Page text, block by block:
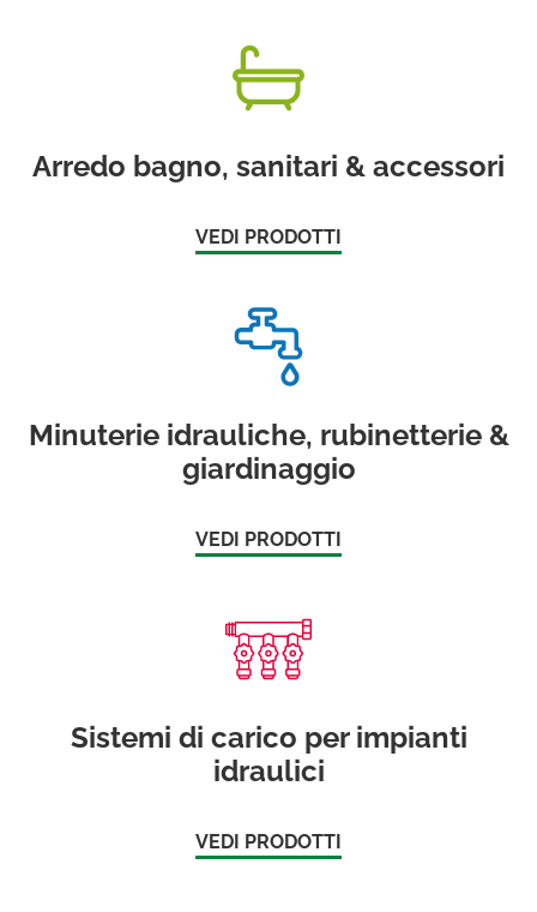
Arredo bagno, sanitari & accessori
VEDI PRODOTTI
Minuterie idrauliche, rubinetterie &
giardinaggio
VEDI PRODOTTI
Sistemi di carico per impianti
idraulici
VEDI PRODOTTI